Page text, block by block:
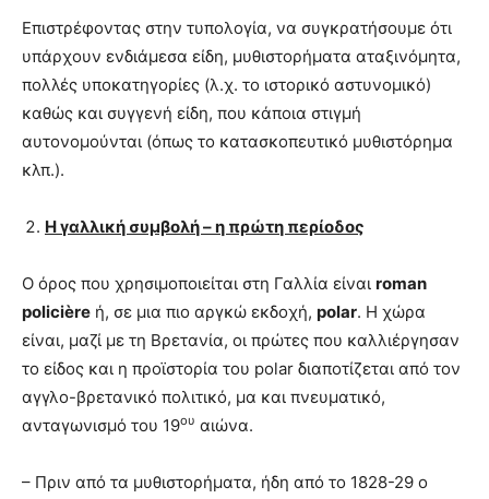
Επιστρέφοντας στην τυπολογία, να συγκρατήσουμε ότι
υπάρχουν ενδιάμεσα είδη, μυθιστορήματα αταξινόμητα,
πολλές υποκατηγορίες (λ.χ. το ιστορικό αστυνομικό)
καθώς και συγγενή είδη, που κάποια στιγμή
αυτονομούνται (όπως το κατασκοπευτικό μυθιστόρημα
κλπ.).
Η γαλλική συμβολή – η πρώτη περίοδος
Ο όρος που χρησιμοποιείται στη Γαλλία είναι roman
policière ή, σε μια πιο αργκώ εκδοχή, polar. Η χώρα
είναι, μαζί με τη Βρετανία, οι πρώτες που καλλιέργησαν
το είδος και η προϊστορία του polar διαποτίζεται από τον
αγγλο-βρετανικό πολιτικό, μα και πνευματικό,
ανταγωνισμό του 19ου αιώνα.
– Πριν από τα μυθιστορήματα, ήδη από το 1828-29 ο